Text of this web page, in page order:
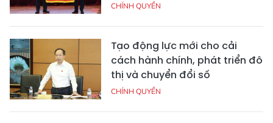
CHÍNH QUYỀN
Tạo động lực mới cho cải
cách hành chính, phát triển đô
thị và chuyển đổi số
CHÍNH QUYỀN